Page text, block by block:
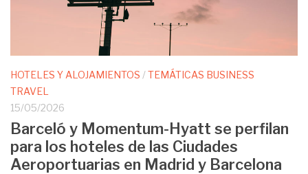
HOTELES Y ALOJAMIENTOS /TEMÁTICAS BUSINESS
TRAVEL
15/05/2026
Barceló y Momentum-Hyatt se perfilan
para los hoteles de las Ciudades
Aeroportuarias en Madrid y Barcelona